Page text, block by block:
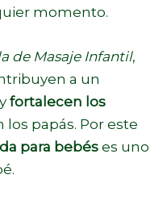
momento.
de Masaje Infantil,
a un
fortalecen los
los papás. Por este
para bebéses uno